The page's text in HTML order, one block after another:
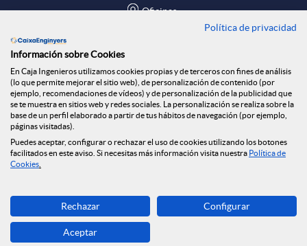
Oficinas
Blog
Social
Seguridad Online
Descarga ahora
Banca MOBILE
© Caja Ingenieros 2026
Política de privacidad
Información sobre Cookies
En Caja Ingenieros utilizamos cookies propias y de terceros con fines de análisis
(lo que permite mejorar el sitio web), de personalización de contenido (por
ejemplo, recomendaciones de vídeos) y de personalización de la publicidad que
se te muestra en sitios web y redes sociales. La personalización se realiza sobre la
base de un perfil elaborado a partir de tus hábitos de navegación (por ejemplo,
páginas visitadas).
Puedes aceptar, configurar o rechazar el uso de cookies utilizando los botones
facilitados en este aviso. Si necesitas más información visita nuestra Política de
Cookies
Rechazar Configurar
Aceptar